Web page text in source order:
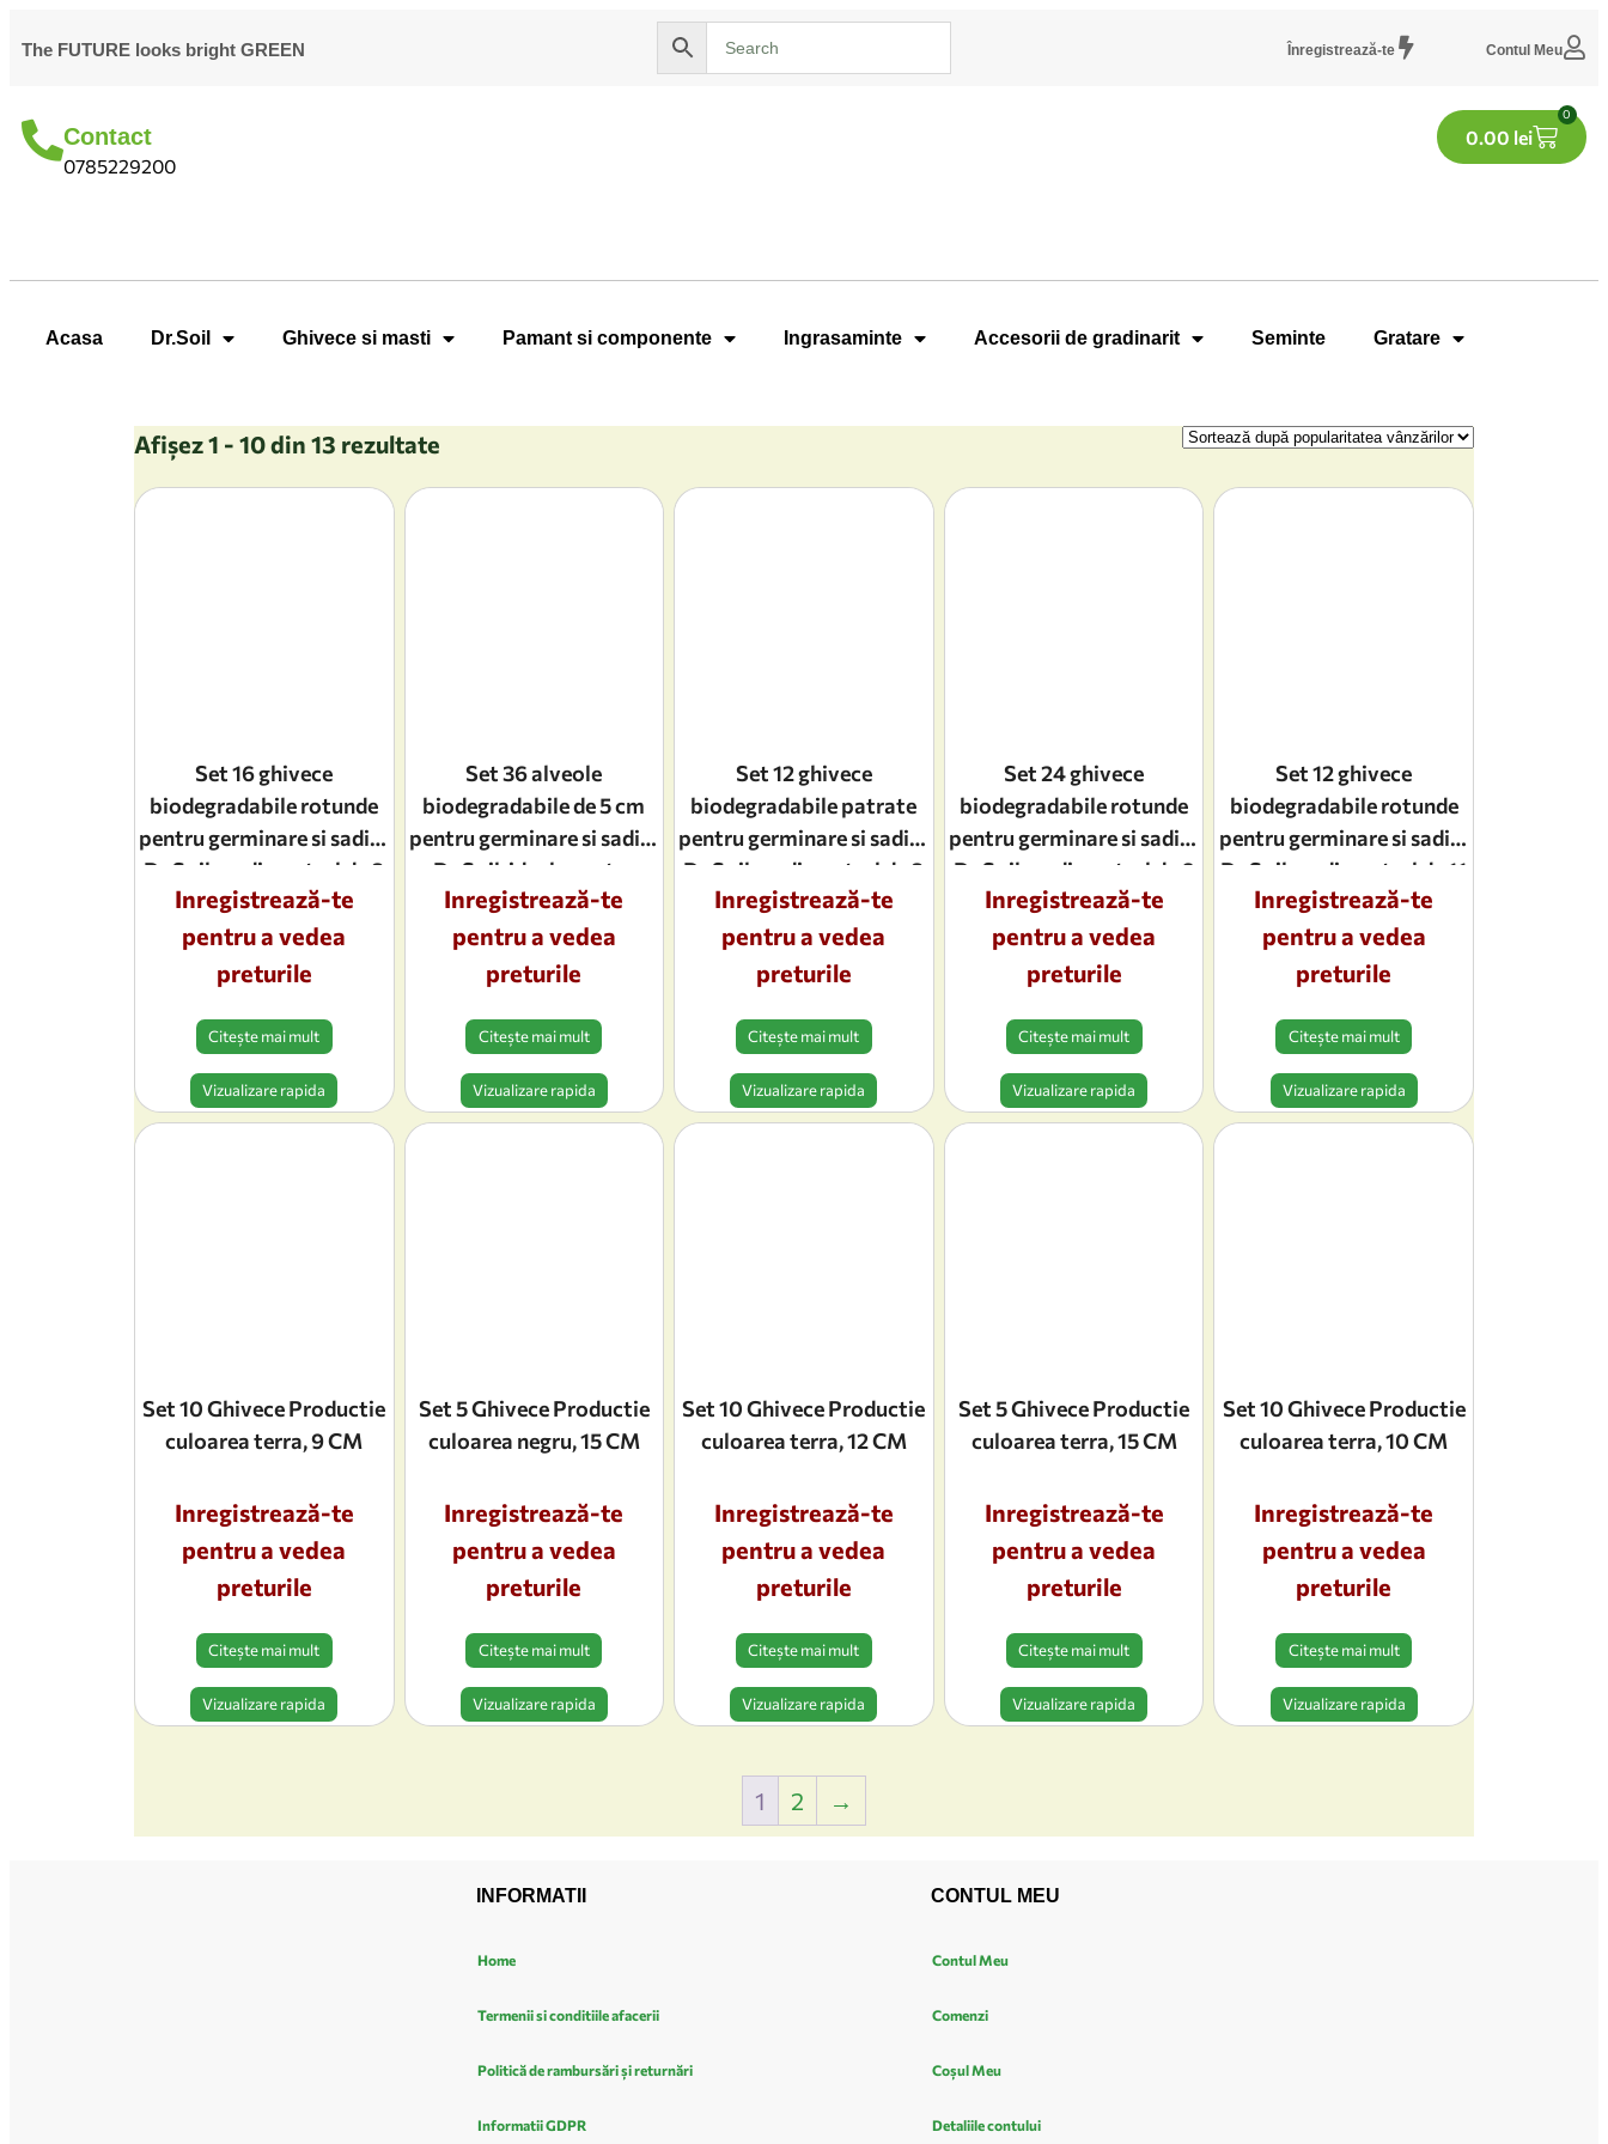
The FUTURE looks bright GREEN Înregistrează-te Contul Meu
Contact
0785229200
0.00 lei
0
Acasa Dr.Soil Ghivece si masti Pamant si componente Ingrasaminte Accesorii de gradinarit Seminte Gratare
Afișez 1 - 10 din 13 rezultate
Set 16 ghivece
biodegradabile rotunde
pentru germinare si sadire
Dr.Soil, cu diametrul de 8
cm
Inregistrează-te
pentru a vedea
preturile
Citește mai mult
Vizualizare rapida
Set 36 alveole
biodegradabile de 5 cm
pentru germinare si sadire
Dr.Soil, ideale pentru
rasadnite
Inregistrează-te
pentru a vedea
preturile
Citește mai mult
Vizualizare rapida
Set 12 ghivece
biodegradabile patrate
pentru germinare si sadire
Dr.Soil, cu diametrul de 8
cm
Inregistrează-te
pentru a vedea
preturile
Citește mai mult
Vizualizare rapida
Set 24 ghivece
biodegradabile rotunde
pentru germinare si sadire
Dr.Soil, cu diametrul de 6
cm
Inregistrează-te
pentru a vedea
preturile
Citește mai mult
Vizualizare rapida
Set 12 ghivece
biodegradabile rotunde
pentru germinare si sadire
Dr.Soil, cu diametrul de 11
cm
Inregistrează-te
pentru a vedea
preturile
Citește mai mult
Vizualizare rapida
Set 10 Ghivece Productie
culoarea terra, 9 CM
Inregistrează-te
pentru a vedea
preturile
Citește mai mult
Vizualizare rapida
Set 5 Ghivece Productie
culoarea negru, 15 CM
Inregistrează-te
pentru a vedea
preturile
Citește mai mult
Vizualizare rapida
Set 10 Ghivece Productie
culoarea terra, 12 CM
Inregistrează-te
pentru a vedea
preturile
Citește mai mult
Vizualizare rapida
Set 5 Ghivece Productie
culoarea terra, 15 CM
Inregistrează-te
pentru a vedea
preturile
Citește mai mult
Vizualizare rapida
Set 10 Ghivece Productie
culoarea terra, 10 CM
Inregistrează-te
pentru a vedea
preturile
Citește mai mult
Vizualizare rapida
1 2 →
INFORMATII
Home
Termenii si conditiile afacerii
Politică de rambursări și returnări
Informatii GDPR
CONTUL MEU
Contul Meu
Comenzi
Coșul Meu
Detaliile contului